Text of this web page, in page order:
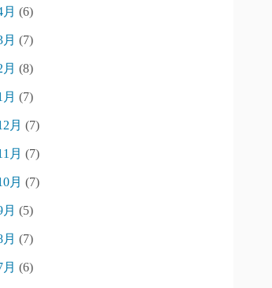
(6)
(7)
(8)
(7)
月 (7)
月 (7)
月 (7)
(5)
(7)
(6)